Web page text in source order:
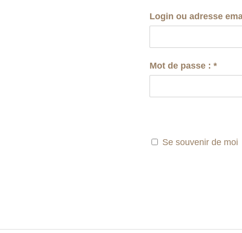
Login ou adresse
Mot de passe :*
Se souvenir de moi